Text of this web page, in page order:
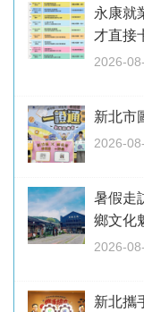
永康就
才直接
2026-
新北市
2026-
暑假走
鄉文化
2026-
新北攜